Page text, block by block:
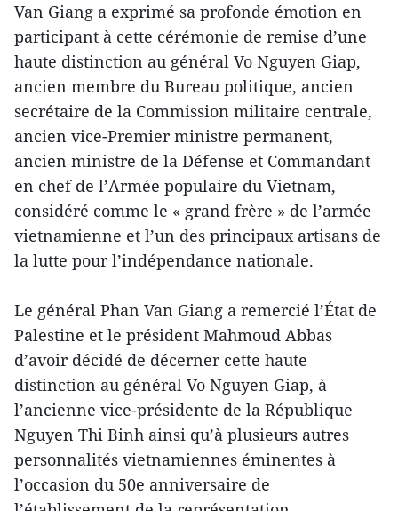
Van Giang a exprimé sa profonde émotion en
participant à cette cérémonie de remise d’une
haute distinction au général Vo Nguyen Giap,
ancien membre du Bureau politique, ancien
secrétaire de la Commission militaire centrale,
ancien vice-Premier ministre permanent,
ancien ministre de la Défense et Commandant
en chef de l’Armée populaire du Vietnam,
considéré comme le « grand frère » de l’armée
vietnamienne et l’un des principaux artisans de
la lutte pour l’indépendance nationale.
Le général Phan Van Giang a remercié l’État de
Palestine et le président Mahmoud Abbas
d’avoir décidé de décerner cette haute
distinction au général Vo Nguyen Giap, à
l’ancienne vice-présidente de la République
Nguyen Thi Binh ainsi qu’à plusieurs autres
personnalités vietnamiennes éminentes à
l’occasion du 50e anniversaire de